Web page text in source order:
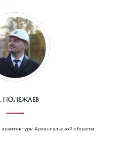
Полежаев
Архангельской области